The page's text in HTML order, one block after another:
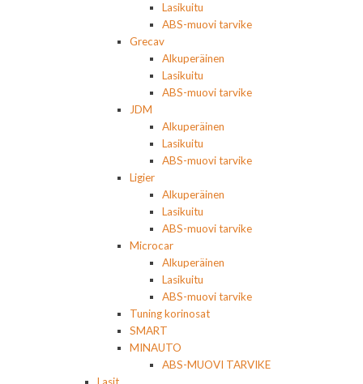
Lasikuitu
ABS-muovi tarvike
Grecav
Alkuperäinen
Lasikuitu
ABS-muovi tarvike
JDM
Alkuperäinen
Lasikuitu
ABS-muovi tarvike
Ligier
Alkuperäinen
Lasikuitu
ABS-muovi tarvike
Microcar
Alkuperäinen
Lasikuitu
ABS-muovi tarvike
Tuning korinosat
SMART
MINAUTO
ABS-MUOVI TARVIKE